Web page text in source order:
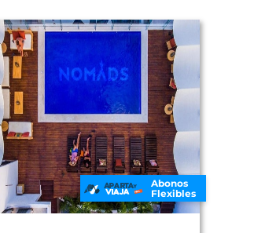
Abonos
Flexibles